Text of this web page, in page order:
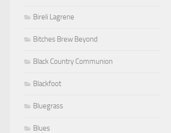
Bireli Lagrene
Bitches Brew Beyond
Black Country Communion
Blackfoot
Bluegrass
Blues